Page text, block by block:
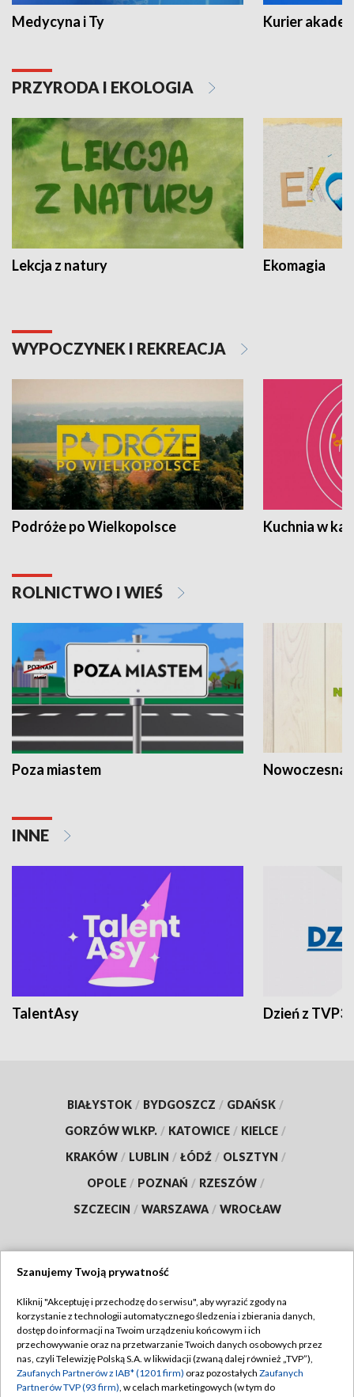
Medycyna i Ty Kurier
PRZYRODA I EKOLOGIA
Lekcja z natury Ekomagia
WYPOCZYNEK I REKREACJA
Podróże po Wielkopolsce Kuchnia w
ROLNICTWO I WIEŚ
Poza miastem Nowoczesna
INNE
TalentAsy Dzień z TVP3
BIAŁYSTOK / BYDGOSZCZ / GDAŃSK /
GORZÓW WLKP. / KATOWICE / KIELCE /
KRAKÓW / LUBLIN / ŁÓDŹ / OLSZTYN /
OPOLE / POZNAŃ / RZESZÓW /
SZCZECIN / WARSZAWA / WROCŁAW
TVP
Abonament TVP
Emisja w TVP
Regulamin TVP
Polityka prywatności
Szanujemy Twoją prywatność
Kliknij "Akceptuję i przechodzę do serwisu", aby wyrazić zgody na
korzystanie z technologii automatycznego śledzenia i zbierania danych,
dostęp do informacji na Twoim urządzeniu końcowym i ich
przechowywanie oraz na przetwarzanie Twoich danych osobowych przez
nas, czyli Telewizję Polską S.A. w likwidacji (zwaną dalej również „TVP”),
Zaufanych Partnerów z IAB* (1201 firm) oraz pozostałych Zaufanych
Partnerów TVP (93 firm), w celach marketingowych (w tym do